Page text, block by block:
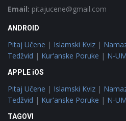
Email: pitajucene@gmail.com
ANDROID
Pitaj Učene | Islamski Kviz |
Tedžvid | Kur'anske Poruke | N-UM
APPLE iOS
Pitaj Učene | Islamski Kviz |
Tedžvid | Kur'anske Poruke | N-UM
TAGOVI